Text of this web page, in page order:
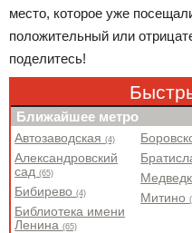
место, которое уже
положительный или
поделитесь!
Ближайшее метро
Автозаводская(4)
Александровский
сад(65)
Бибирево(4)
Библиотека имени
Ленина(65)
Митино